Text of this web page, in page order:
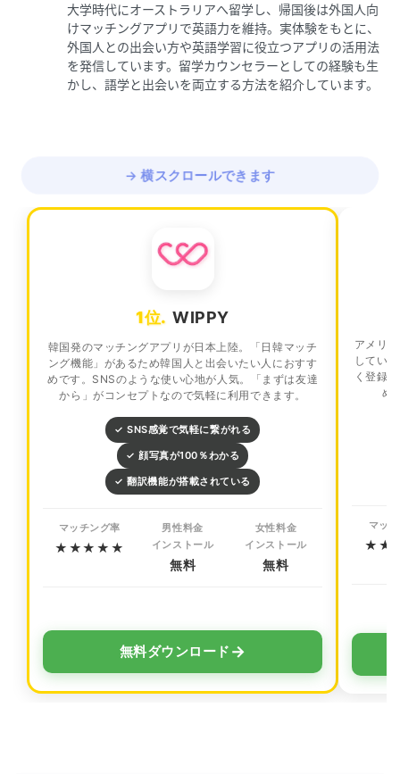
大学時代にオーストラリアへ留学し、帰国後は外国人向
けマッチングアプリで英語力を維持。実体験をもとに、
外国人との出会い方や英語学習に役立つアプリの活用法
を発信しています。留学カウンセラーとしての経験も生
かし、語学と出会いを両立する方法を紹介しています。
→ 横スクロールできます
1位. WIPPY
韓国発のマッチングアプリが日本上陸。「日韓マッチ
ング機能」があるため韓国人と出会いたい人におすす
めです。SNSのような使い心地が人気。「まずは友達
から」がコンセプトなので気軽に利用できます。
✓ SNS感覚で気軽に繋がれる
✓ 顔写真が100％わかる
✓ 翻訳機能が搭載されている
マッチング率
★★★★★
男性料金
インストール
無料
女性料金
インストール
無料
無料ダウンロード →
アメリ
してい
く登録
め
マッ